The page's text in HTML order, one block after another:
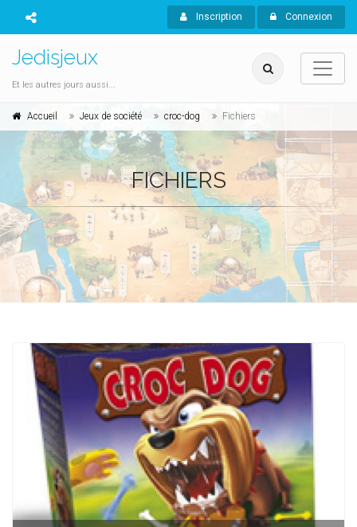
Inscription Connexion
Jedisjeux
Et les autres jours aussi...
Accueil Jeux de société croc-dog Fichiers
FICHIERS